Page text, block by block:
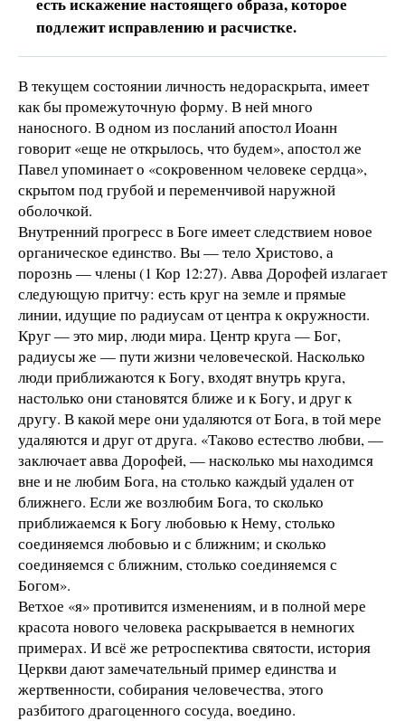
подлежит исправлению и расчистке.
В текущем состоянии личность недораскрыта, имеет
как бы промежуточную форму. В ней много
наносного. В одном из посланий апостол Иоанн
говорит «еще не открылось, что будем», апостол же
Павел упоминает о «сокровенном человеке сердца»,
скрытом под грубой и переменчивой наружной
оболочкой.
Внутренний прогресс в Боге имеет следствием новое
органическое единство. Вы — тело Христово, а
порознь — члены (1 Кор 12:27). Авва Дорофей излагает
следующую притчу: есть круг на земле и прямые
линии, идущие по радиусам от центра к окружности.
Круг — это мир, люди мира. Центр круга — Бог,
радиусы же — пути жизни человеческой. Насколько
люди приближаются к Богу, входят внутрь круга,
настолько они становятся ближе и к Богу, и друг к
другу. В какой мере они удаляются от Бога, в той мере
удаляются и друг от друга. «Таково естество любви, —
заключает авва Дорофей, — насколько мы находимся
вне и не любим Бога, на столько каждый удален от
ближнего. Если же возлюбим Бога, то сколько
приближаемся к Богу любовью к Нему, столько
соединяемся любовью и с ближним; и сколько
соединяемся с ближним, столько соединяемся с
Богом».
Ветхое «я» противится изменениям, и в полной мере
красота нового человека раскрывается в немногих
примерах. И всё же ретроспектива святости, история
Церкви дают замечательный пример единства и
жертвенности, собирания человечества, этого
разбитого драгоценного сосуда, воедино.